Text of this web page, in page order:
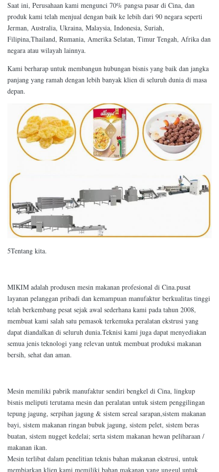
Saat ini, Perusahaan kami mengunci 70% pangsa pasar di Cina, dan
produk kami telah menjual dengan baik ke lebih dari 90 negara seperti
Jerman, Australia, Ukraina, Malaysia, Indonesia, Suriah,
Filipina,Thailand, Rumania, Amerika Selatan, Timur Tengah, Afrika dan
negara atau wilayah lainnya.
Kami berharap untuk membangun hubungan bisnis yang baik dan jangka
panjang yang ramah dengan lebih banyak klien di seluruh dunia di masa
depan.
5Tentang kita.
MIKIM adalah produsen mesin makanan profesional di Cina.pusat
layanan pelanggan pribadi dan kemampuan manufaktur berkualitas tinggi
telah berkembang pesat sejak awal sederhana kami pada tahun 2008,
membuat kami salah satu pemasok terkemuka peralatan ekstrusi yang
dapat diandalkan di seluruh dunia.Teknisi kami juga dapat menyediakan
semua jenis teknologi yang relevan untuk membuat produksi makanan
bersih, sehat dan aman.
Mesin memiliki pabrik manufaktur sendiri bengkel di Cina, lingkup
bisnis meliputi terutama mesin dan peralatan untuk sistem penggilingan
tepung jagung, serpihan jagung & sistem sereal sarapan,sistem makanan
bayi, sistem makanan ringan bubuk jagung, sistem pelet, sistem beras
buatan, sistem nugget kedelai; serta sistem makanan hewan peliharaan /
makanan ikan.
Mesin terlibat dalam penelitian teknis bahan makanan ekstrusi, untuk
membiarkan klien kami memiliki bahan makanan yang unggul untuk